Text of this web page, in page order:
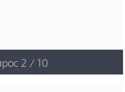
2 / 10